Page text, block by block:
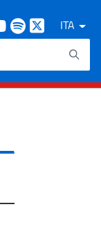
Youtube
Spotify
ITA
Cerca